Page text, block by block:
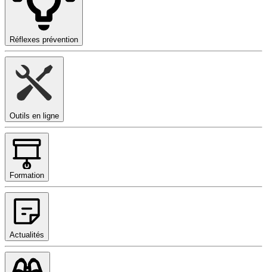
Réflexes prévention
Outils en ligne
Formation
Actualités